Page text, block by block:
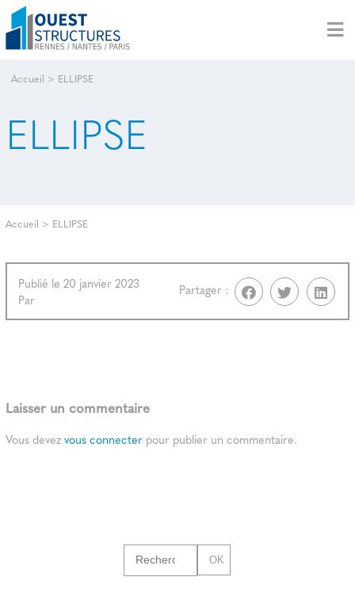
Accueil > ELLIPSE
ELLIPSE
Accueil > ELLIPSE
Publié le 20 janvier 2023
Par
Partager :
Laisser un commentaire
Vous devezvous connecter pour publier un commentaire.
OK